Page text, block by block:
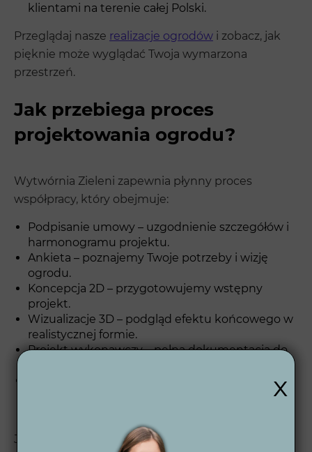
klientami na terenie całej Polski.
Przeglądaj nasze realizacje ogrodów i zobacz, jak
pięknie może wyglądać Twoja wymarzona
przestrzeń.
Jak przebiega proces
projektowania ogrodu?
Wytwórnia Zieleni zapewnia płynny proces
współpracy, który obejmuje:
Podpisanie umowy – uzgodnienie szczegółów i
harmonogramu projektu.
Ankieta – poznajemy Twoje potrzeby i wizję
ogrodu.
Koncepcja 2D – przygotowujemy wstępny
projekt.
Wizualizacje 3D – podgląd efektu końcowego w
realistycznej formie.
Projekt wykonawczy – pełna dokumentacja do
Wsparcie po zakończeniu – jesteśmy dostępni
także po realizacji, aby Twój ogród pozostał w
Jeśli chcesz zobaczyć, jak wygląda nasza
x